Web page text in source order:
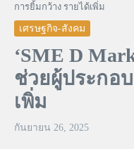
การยิ้มกว้าง รายได้เพิ่ม
เศรษฐกิจ-สังคม
‘SME D
ช่วยผู้ประกอ
เพิ่ม
กันยายน 26, 2025